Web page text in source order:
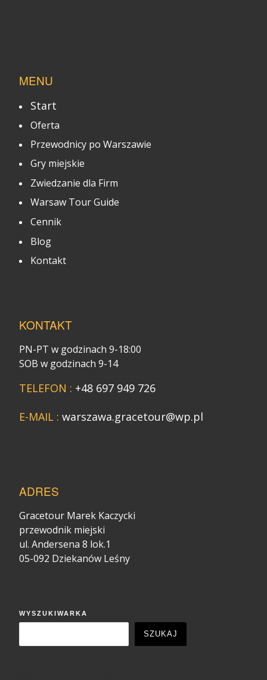
MENU
Start
Oferta
Przewodnicy po Warszawie
Gry miejskie
Zwiedzanie dla Firm
Warsaw Tour Guide
Cennik
Blog
Kontakt
KONTAKT
PN-PT w godzinach 9-18:00
SOB w godzinach 9-14
TELEFON : +48 697 949 726
E-MAIL : warszawa.gracetour@wp.pl
ADRES
Gracetour Marek Kaczycki
przewodnik miejski
ul. Andersena 8 lok.1
05-092 Dziekanów Leśny
WYSZUKIWARKA
SZUKAJ